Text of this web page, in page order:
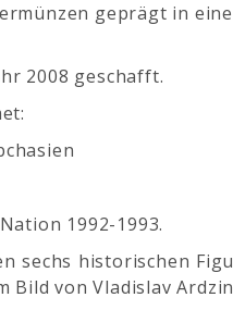
geprägt in
2008 geschafft.
1992-1993.
sechs historischen
Bild von Vladislav